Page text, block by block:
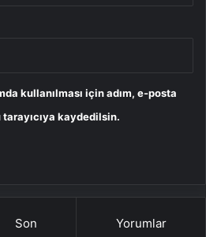
kullanılması için adım, e-posta
kaydedilsin.
Son Yorumlar